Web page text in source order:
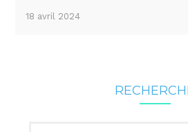
18 avril 2024